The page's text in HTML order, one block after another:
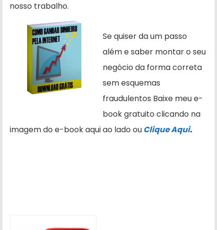
nosso trabalho.
Se quiser da um passo
além e saber montar o seu
negócio da forma correta
sem esquemas
fraudulentos Baixe meu e-
book gratuito clicando na
imagem do e-book aqui ao lado ouClique Aqui.